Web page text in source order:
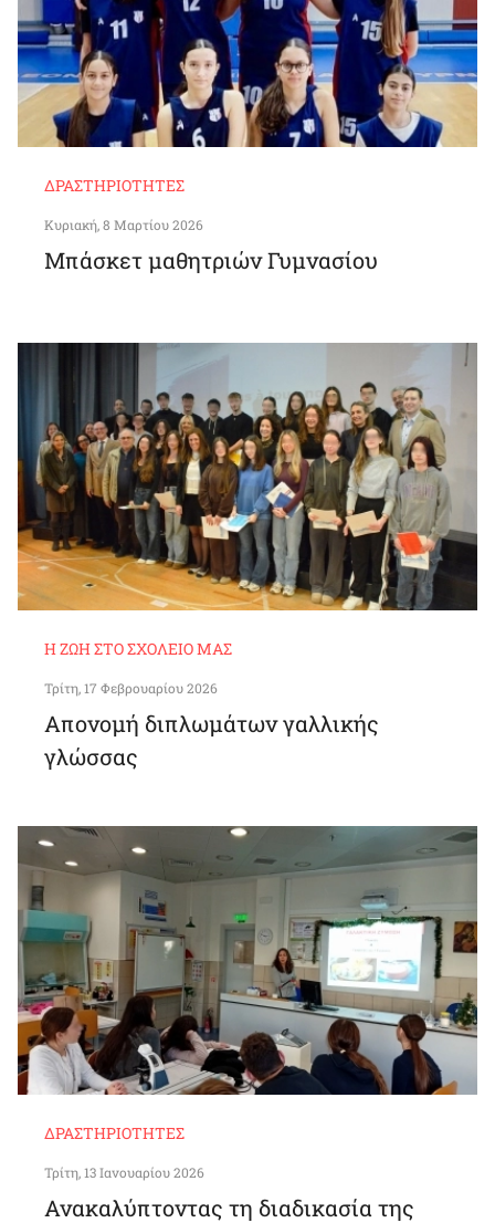
ΔΡΑΣΤΗΡΙΌΤΗΤΕΣ
Κυριακή, 8 Μαρτίου 2026
Μπάσκετ μαθητριών Γυμνασίου
Η ΖΩΉ ΣΤΟ ΣΧΟΛΕΊΟ ΜΑΣ
Τρίτη, 17 Φεβρουαρίου 2026
Απονομή διπλωμάτων γαλλικής
γλώσσας
ΔΡΑΣΤΗΡΙΌΤΗΤΕΣ
Τρίτη, 13 Ιανουαρίου 2026
Ανακαλύπτοντας τη διαδικασία της